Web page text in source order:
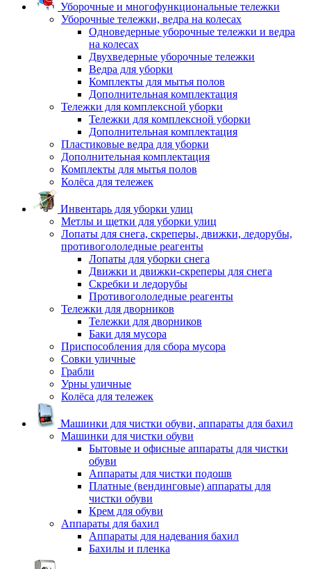
Уборочные и многофункциональные тележки
Уборочные тележки, ведра на колесах
Одноведерные уборочные тележки и ведра
на колесах
Двухведерные уборочные тележки
Ведра для уборки
Комплекты для мытья полов
Дополнительная комплектация
Тележки для комплексной уборки
Тележки для комплексной уборки
Дополнительная комплектация
Пластиковые ведра для уборки
Дополнительная комплектация
Комплекты для мытья полов
Колёса для тележек
Инвентарь для уборки улиц
Метлы и щетки для уборки улиц
Лопаты для снега, скреперы, движки, ледорубы,
противогололедные реагенты
Лопаты для уборки снега
Движки и движки-скреперы для снега
Скребки и ледорубы
Противогололедные реагенты
Тележки для дворников
Тележки для дворников
Баки для мусора
Приспособления для сбора мусора
Совки уличные
Грабли
Урны уличные
Колёса для тележек
Машинки для чистки обуви, аппараты для бахил
Машинки для чистки обуви
Бытовые и офисные аппараты для чистки
обуви
Аппараты для чистки подошв
Платные (вендинговые) аппараты для
чистки обуви
Крем для обуви
Аппараты для бахил
Аппараты для надевания бахил
Бахилы и пленка